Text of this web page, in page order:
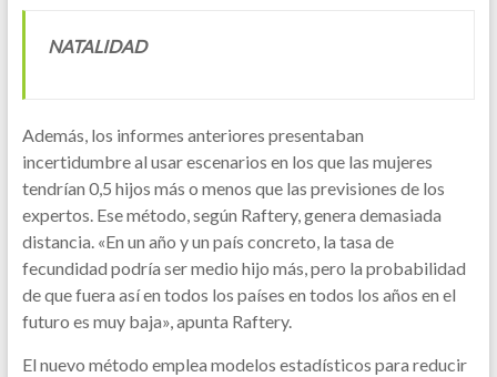
NATALIDAD
Además, los informes anteriores presentaban
incertidumbre al usar escenarios en los que las mujeres
tendrían 0,5 hijos más o menos que las previsiones de los
expertos. Ese método, según Raftery, genera demasiada
distancia. «En un año y un país concreto, la tasa de
fecundidad podría ser medio hijo más, pero la probabilidad
de que fuera así en todos los países en todos los años en el
futuro es muy baja», apunta Raftery.
El nuevo método emplea modelos estadísticos para reducir